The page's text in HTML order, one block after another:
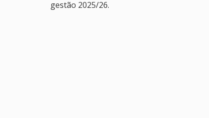
gestão 2025/26.